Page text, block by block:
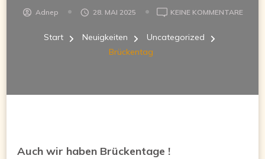
Adnep 28. MAI 2025 KEINE KOMMENTAREZU
Start Neuigkeiten
Uncategorized
Brückentag
Auch wir haben Brückentage !